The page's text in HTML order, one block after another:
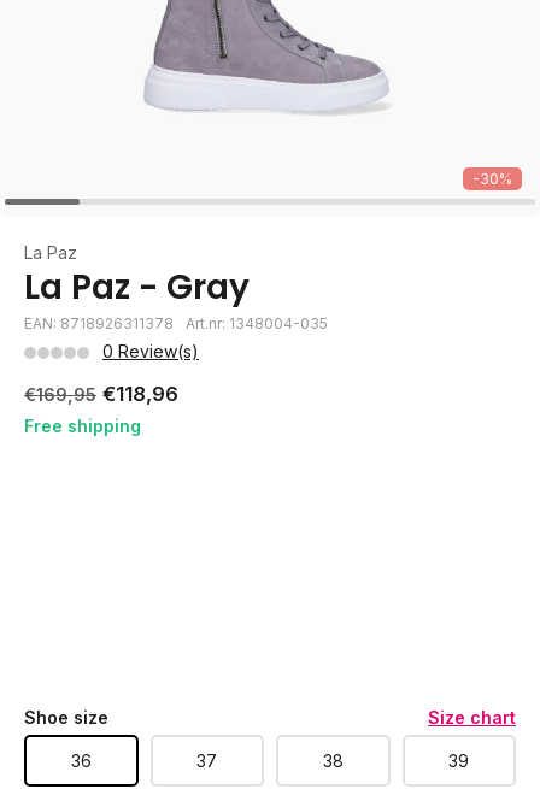
-30%
La Paz
La Paz - Gray
EAN: 8718926311378 Art.nr: 1348004-035
0 Review(s)
€169,95 €118,96
Free shipping
Shoe size Size chart
36 37 38 39